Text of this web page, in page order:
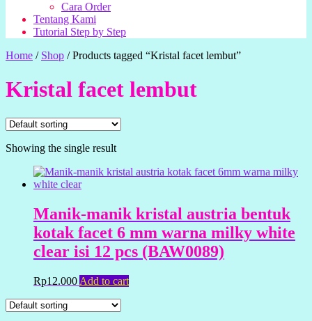
Cara Order
Tentang Kami
Tutorial Step by Step
Home / Shop /Products tagged “Kristal facet lembut”
Kristal facet lembut
Showing the single result
Manik-manik kristal austria bentuk
kotak facet 6 mm warna milky white
clear isi 12 pcs (BAW0089)
Rp12.000 Add to cart